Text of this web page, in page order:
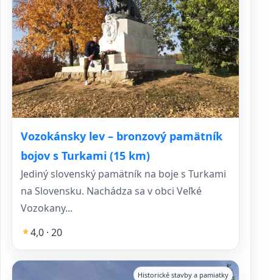
Vozokánsky lev – bronzový pamätník
bojov s Turkami (15 km)
Jediný slovenský pamätník na boje s Turkami
na Slovensku. Nachádza sa v obci Veľké
Vozokany...
4,0 · 20
Historické stavby a pamiatky